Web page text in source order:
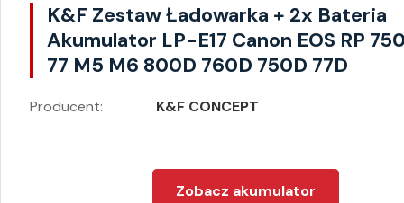
K&F Zestaw Ładowarka + 2x Bateria
Akumulator LP-E17 Canon EOS RP
77 M5 M6 800D 760D 750D 77D
Producent: K&F CONCEPT
Zobacz akumulator